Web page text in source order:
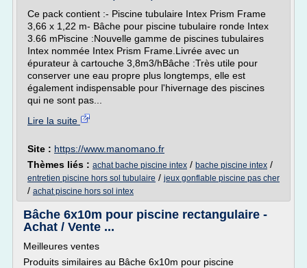
Ce pack contient :- Piscine tubulaire Intex Prism Frame
3,66 x 1,22 m- Bâche pour piscine tubulaire ronde Intex
3.66 mPiscine :Nouvelle gamme de piscines tubulaires
Intex nommée Intex Prism Frame.Livrée avec un
épurateur à cartouche 3,8m3/hBâche :Très utile pour
conserver une eau propre plus longtemps, elle est
également indispensable pour l'hivernage des piscines
qui ne sont pas...
Lire la suite
Site : https://www.manomano.fr
Thèmes liés : achat bache piscine intex / bache piscine intex /
entretien piscine hors sol tubulaire / jeux gonflable piscine pas cher
/ achat piscine hors sol intex
Bâche 6x10m pour piscine rectangulaire -
Achat / Vente ...
Meilleures ventes
Produits similaires au Bâche 6x10m pour piscine